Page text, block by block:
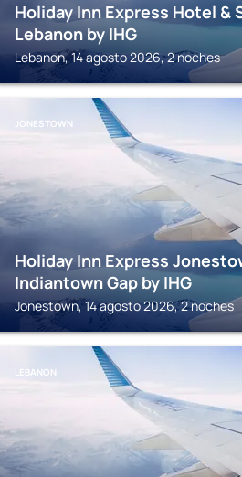
Holiday Inn Express Hotel &
Lebanon by IHG
Lebanon, 14 agosto 2026, 2 noches
JONESTOWN
Holiday Inn Express
Indiantown Gap by IHG
Jonestown, 14 agosto 2026, 2 noches
LEBANON